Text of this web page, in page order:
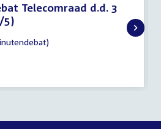
Telecomraad d.d. 3
5)